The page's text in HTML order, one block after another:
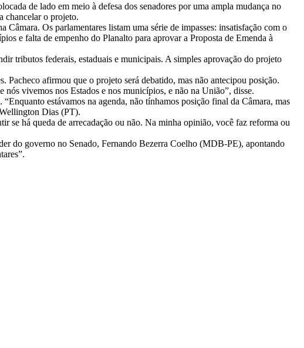
de lado em meio à defesa dos senadores por uma ampla mudança no
chancelar o projeto.
Câmara. Os parlamentares listam uma série de impasses: insatisfação com o
e falta de empenho do Planalto para aprovar a Proposta de Emenda à
tributos federais, estaduais e municipais. A simples aprovação do projeto
afirmou que o projeto será debatido, mas não antecipou posição.
vivemos nos Estados e nos municípios, e não na União”, disse.
estávamos na agenda, não tínhamos posição final da Câmara, mas
Dias (PT).
se há queda de arrecadação ou não. Na minha opinião, você faz reforma ou
do governo no Senado, Fernando Bezerra Coelho (MDB-PE), apontando